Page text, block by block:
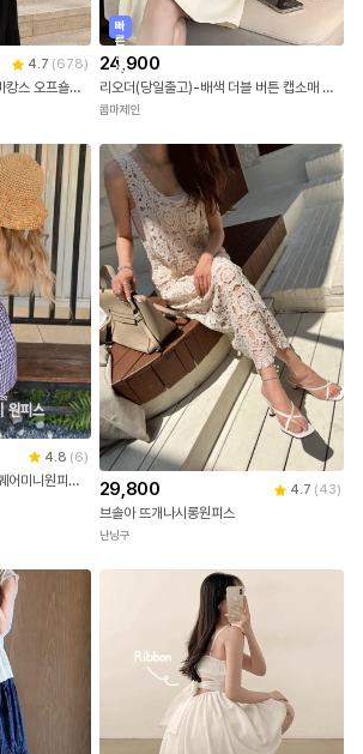
4.7 (678)
[후기극찬✨/후기꼭보기🤍]바캉스 오프숄더 비치 롱원피스 (휴양지원피스/여름원피스/비치원피스/빅사이즈원피스/반팔롱원피스/여름/여행/휴가/휴양지/휴양지룩/호캉스/바캉스룩/리조트룩)
빠
른
출
발
24,900
리오더(당일출고)-배색 더블 버튼 캡소매 미니 원피스
콤마제인
4.8 (6)
[빅사이즈 55-120 ]체크스퀘어미니원피스 끈 나시 부유방커버 휴가 레이어드원피스 여행 봄 여름 신학기 개강룩 29,800 4.7 (43)
브솔아 뜨개나시롱원피스
난닝구